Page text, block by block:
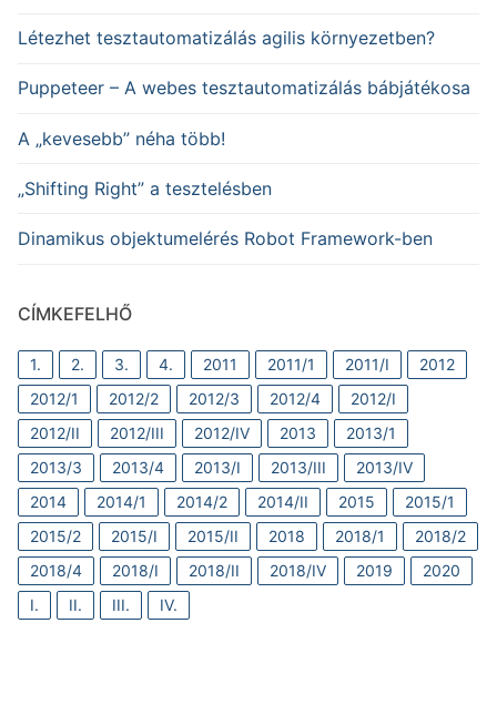
Létezhet tesztautomatizálás agilis környezetben?
Puppeteer – A webes tesztautomatizálás bábjátékosa
A „kevesebb” néha több!
„Shifting Right” a tesztelésben
Dinamikus objektumelérés Robot Framework-ben
CÍMKEFELHŐ
1. 2. 3. 4. 2011 2011/1 2011/I
2012
2012/1
2012/2 2012/3 2012/4
2012/I
2012/II
2012/III 2012/IV 2013
2013/1
2013/3
2013/4 2013/I 2013/III
2013/IV
2014
2014/1 2014/2 2014/II 2015
2015/1
2015/2
2015/I 2015/II 2018 2018/1
2018/2
2018/4
2018/I 2018/II 2018/IV 2019
2020
I.
II. III. IV.